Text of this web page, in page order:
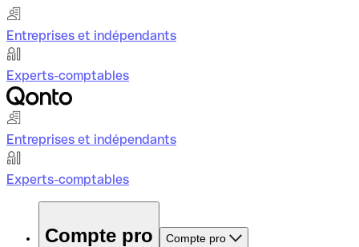
Entreprises et indépendants
Experts-comptables
Entreprises et indépendants
Experts-comptables
Compte pro Compte pro